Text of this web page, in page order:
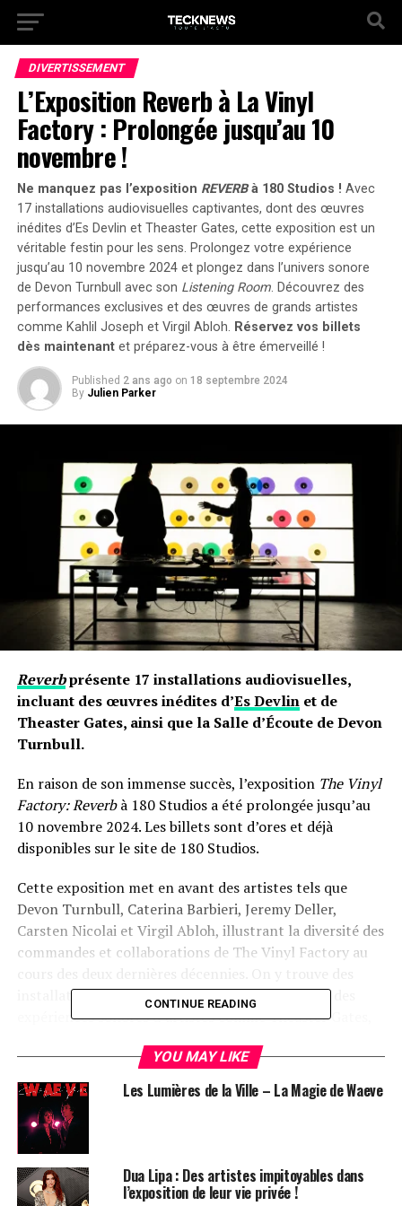
DIVERTISSEMENT
L’Exposition Reverb à La Vinyl
Factory : Prolongée jusqu’au 10
novembre !
Ne manquez pas l’exposition REVERBà 180 Studios ! Avec
17 installations audiovisuelles captivantes, dont des œuvres
inédites d’Es Devlin et Theaster Gates, cette exposition est un
véritable festin pour les sens. Prolongez votre expérience
jusqu’au 10 novembre 2024et plongez dans l’univers sonore
de Devon Turnbull avec son Listening Room. Découvrez des
performances exclusives et des œuvres de grands artistes
comme Kahlil Joseph et Virgil Abloh. Réservez vos billets
dès maintenantet préparez-vous à être émerveillé !
Published 2 ans ago on 18 septembre 2024
By Julien Parker
Reverbprésente 17 installations audiovisuelles,
incluant des œuvres inédites d’Es Devlinet de
Theaster Gates, ainsi que la Salle d’Écoute de Devon
Turnbull.
En raison de son immense succès, l’exposition The Vinyl
Factory: Reverbà 180 Studios a été prolongée jusqu’au
10 novembre 2024. Les billets sont d’ores et déjà
disponibles sur le site de 180 Studios.
Cette exposition met en avant des artistes tels que
Devon Turnbull, Caterina Barbieri, Jeremy Deller,
Carsten Nicolai et Virgil Abloh, illustrant la diversité des
commandes et collaborations de The Vinyl Factory au
installations audiovisuelles spécifiques au site et des
expériences sonores d’artistes comme Theaster Gates,
CONTINUE READING
YOU MAY LIKE
Les Lumières de la Ville – La Magie de Waeve
Dua Lipa : Des artistes impitoyables dans
l’exposition de leur vie privée !